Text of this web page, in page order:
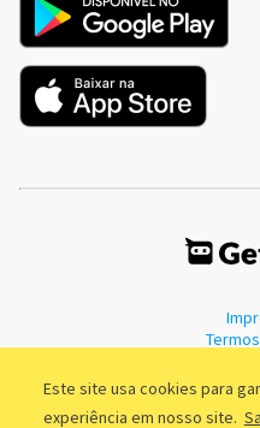
Este site usa cookies para
experiência em nosso site.